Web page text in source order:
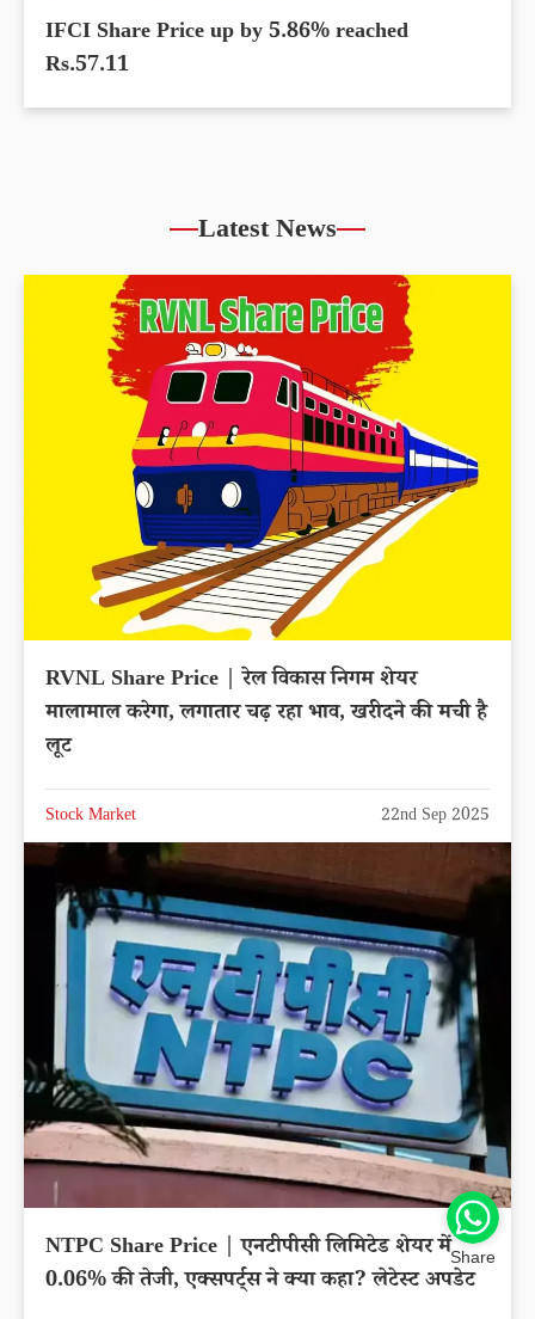
IFCI Share Price up by 5.86% reached
Rs.57.11
Latest News
RVNL Share Price | रेल विकास निगम शेयर
मालामाल करेगा, लगातार चढ़ रहा भाव, खरीदने की मची है
लूट
Stock Market 22nd Sep 2025
NTPC Share Price | एनटीपीसी लिमिटेड शेयर में
0.06% की तेजी, एक्सपर्ट्स ने क्या कहा? लेटेस्ट अपडेट
Share